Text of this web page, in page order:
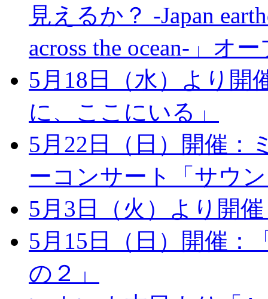
見えるか？ -Japan
across the ocean-」オ
5月18日（水）より開
に、ここにいる」
5月22日（日）開催：
ーコンサート「サウ
5月3日（火）より開
5月15日（日）開催：
の２」